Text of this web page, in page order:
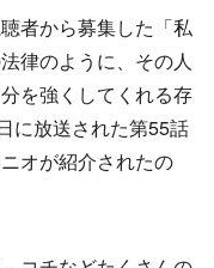
者から募集した「私
律のように、その人
を強くしてくれる存
に放送された第55話
オが紹介されたの